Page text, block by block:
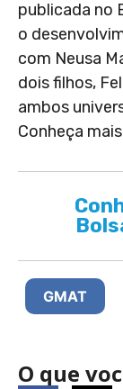
publicada no
o
com Neusa
dois filhos,
ambos
Conheça
GMAT
O que